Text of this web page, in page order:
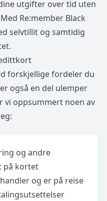
utgifter over tid uten
Re:member Black
selvtillit og samtidig
forskjellige fordeler du
også en del ulemper
vi oppsummert noen av
og andre
på kortet
og er på reise